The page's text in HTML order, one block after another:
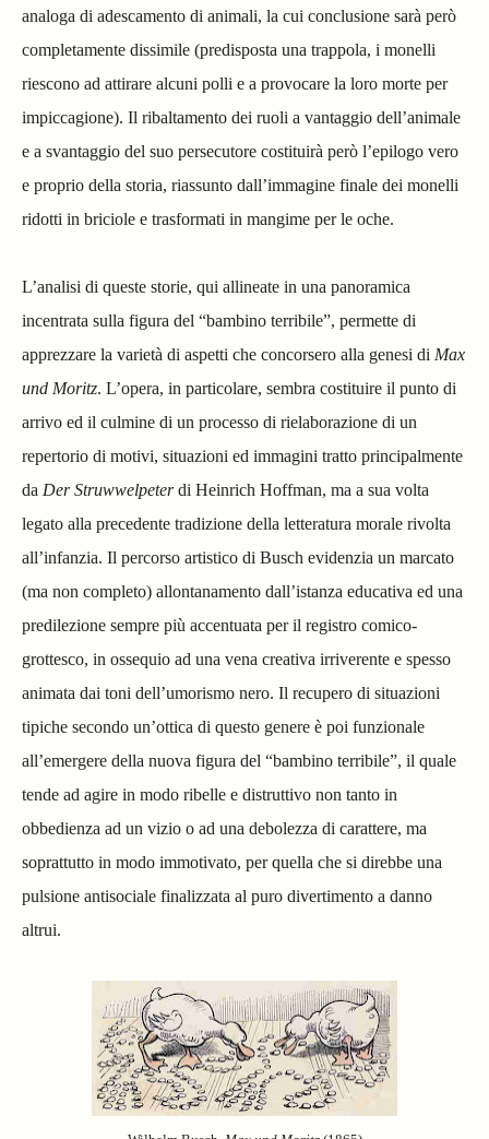
analoga di adescamento di animali, la cui conclusione sarà però
completamente dissimile (predisposta una trappola, i monelli
riescono ad attirare alcuni polli e a provocare la loro morte per
impiccagione). Il ribaltamento dei ruoli a vantaggio dell’animale
e a svantaggio del suo persecutore costituirà però l’epilogo vero
e proprio della storia, riassunto dall’immagine finale dei monelli
ridotti in briciole e trasformati in mangime per le oche.
L’analisi di queste storie, qui allineate in una panoramica
incentrata sulla figura del “bambino terribile”, permette di
apprezzare la varietà di aspetti che concorsero alla genesi di Max
und Moritz. L’opera, in particolare, sembra costituire il punto di
arrivo ed il culmine di un processo di rielaborazione di un
repertorio di motivi, situazioni ed immagini tratto principalmente
da Der Struwwelpeterdi Heinrich Hoffman, ma a sua volta
legato alla precedente tradizione della letteratura morale rivolta
all’infanzia. Il percorso artistico di Busch evidenzia un marcato
(ma non completo) allontanamento dall’istanza educativa ed una
predilezione sempre più accentuata per il registro comico-
grottesco, in ossequio ad una vena creativa irriverente e spesso
animata dai toni dell’umorismo nero. Il recupero di situazioni
tipiche secondo un’ottica di questo genere è poi funzionale
all’emergere della nuova figura del “bambino terribile”, il quale
tende ad agire in modo ribelle e distruttivo non tanto in
obbedienza ad un vizio o ad una debolezza di carattere, ma
soprattutto in modo immotivato, per quella che si direbbe una
pulsione antisociale finalizzata al puro divertimento a danno
altrui.